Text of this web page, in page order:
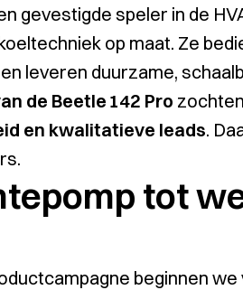
gevestigde speler in de
op maat. Ze
leveren duurzame,
de Beetle 142 Pro
en kwalitatieve leads.
tot
beginnen